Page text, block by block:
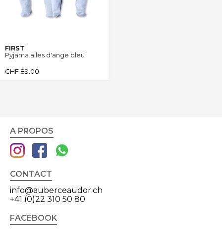
FIRST
Pyjama ailes d'ange bleu
CHF 89.00
A PROPOS
CONTACT
info@auberceaudor.ch
+41 (0)22 310 50 80
FACEBOOK